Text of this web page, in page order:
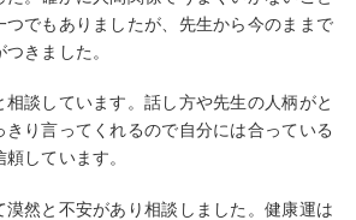
つでもありましたが、先生から今のままで
きました。
相談しています。話し方や先生の人柄がと
り言ってくれるので自分には合っている
しています。
漠然と不安があり相談しました。健康運は